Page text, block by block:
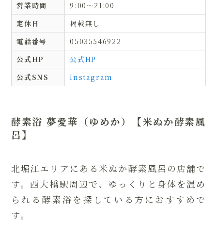
営業時間
9:00〜21:00
定休日
掲載無し
電話番号
05035546922
公式HP
公式HP
公式SNS
Instagram
酵素浴 夢愛華（ゆめか）【米ぬか酵素風
呂】
北堀江エリアにある米ぬか酵素風呂の店舗で
す。西大橋駅周辺で、ゆっくりと身体を温め
られる酵素浴を探している方におすすめで
す。